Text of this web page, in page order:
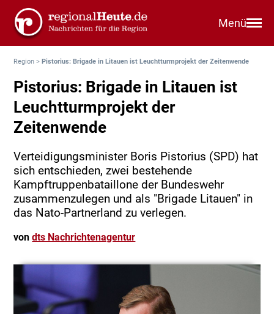
Menü
Region >Pistorius: Brigade in Litauen ist Leuchtturmprojekt der Zeitenwende
Pistorius: Brigade in Litauen ist
Leuchtturmprojekt der
Zeitenwende
Verteidigungsminister Boris Pistorius (SPD) hat
sich entschieden, zwei bestehende
Kampftruppenbataillone der Bundeswehr
zusammenzulegen und als "Brigade Litauen" in
das Nato-Partnerland zu verlegen.
vondts Nachrichtenagentur